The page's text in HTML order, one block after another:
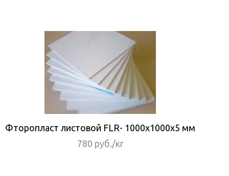
Фторопласт листовой FLR- 1000x1000x5 мм
780 руб./кг